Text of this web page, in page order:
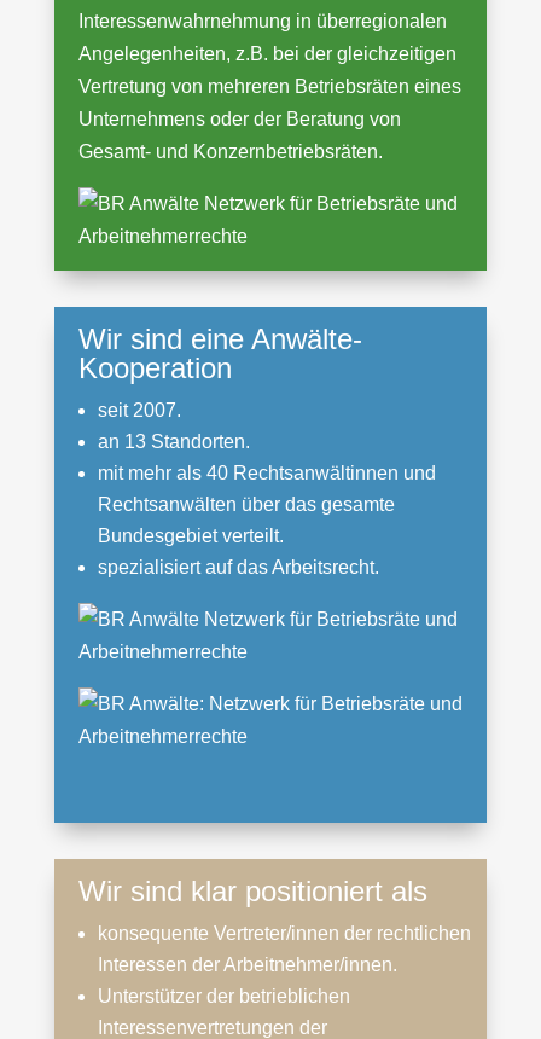
Interessenwahrnehmung in überregionalen
Angelegenheiten, z.B. bei der gleichzeitigen
Vertretung von mehreren Betriebsräten eines
Unternehmens oder der Beratung von
Gesamt- und Konzernbetriebsräten.
Wir sind eine Anwälte-
Kooperation
seit 2007.
an 13 Standorten.​
mit mehr als 40 Rechtsanwältinnen und
Rechtsanwälten über das gesamte
Bundesgebiet verteilt.
spezialisiert auf das Arbeitsrecht.
Wir sind klar positioniert als
konsequente Vertreter/innen der rechtlichen
Interessen der Arbeitnehmer/innen.
Unterstützer der betrieblichen
Interessenvertretungen der